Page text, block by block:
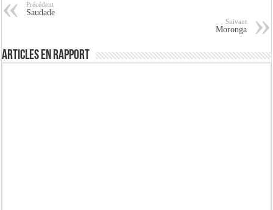
Précédent
Saudade
Suivant
Moronga
Articles en rapport